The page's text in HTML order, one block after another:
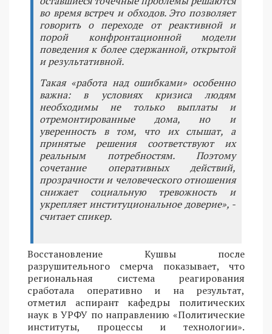
во время встреч и обходов. Это позволяет
говорить о переходе от реактивной и
порой конфронтационной модели
поведения к более сдержанной, открытой
и результативной.
Такая «работа над ошибками» особенно
важна: в условиях кризиса людям
необходимы не только выплаты и
отремонтированные дома, но и
уверенность в том, что их слышат, а
принятые решения соответствуют их
реальным потребностям. Поэтому
сочетание оперативных действий,
прозрачности и человеческого отношения
снижает социальную тревожность и
укрепляет институциональное доверие», -
считает спикер.
Восстановление Кушвы после
разрушительного смерча показывает, что
региональная система реагирования
сработала оперативно и на результат,
отметил аспирант кафедры политических
наук в УРФУ по направлению «Политические
институты, процессы и технологии».